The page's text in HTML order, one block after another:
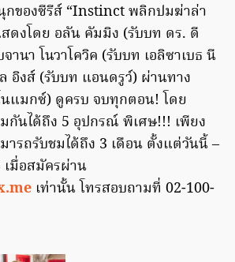
ของซีรีส์ “Instinct พลิกปมฆ่าล่า
ดงโดย อลัน คัมมิง (รับบท ดร. ดี
านา โนวาโควิค (รับบท เอลิซาเบธ นี
อิงส์ (รับบท แอนดรูว์) ผ่านทาง
แมกซ์) ดูครบ จบทุกตอน! โดย
กันได้ถึง 5 อุปกรณ์ พิเศษ!!! เพียง
ารถรับชมได้ถึง 3 เดือน ตั้งแต่วันนี้ –
มื่อสมัครผ่าน
เท่านั้น โทรสอบถามที่ 02-100-